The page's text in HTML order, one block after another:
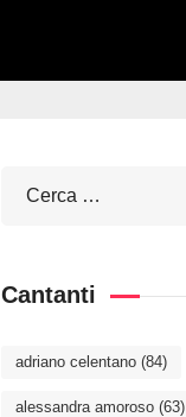
Cantanti
adriano celentano (84)
alessandra amoroso (63)